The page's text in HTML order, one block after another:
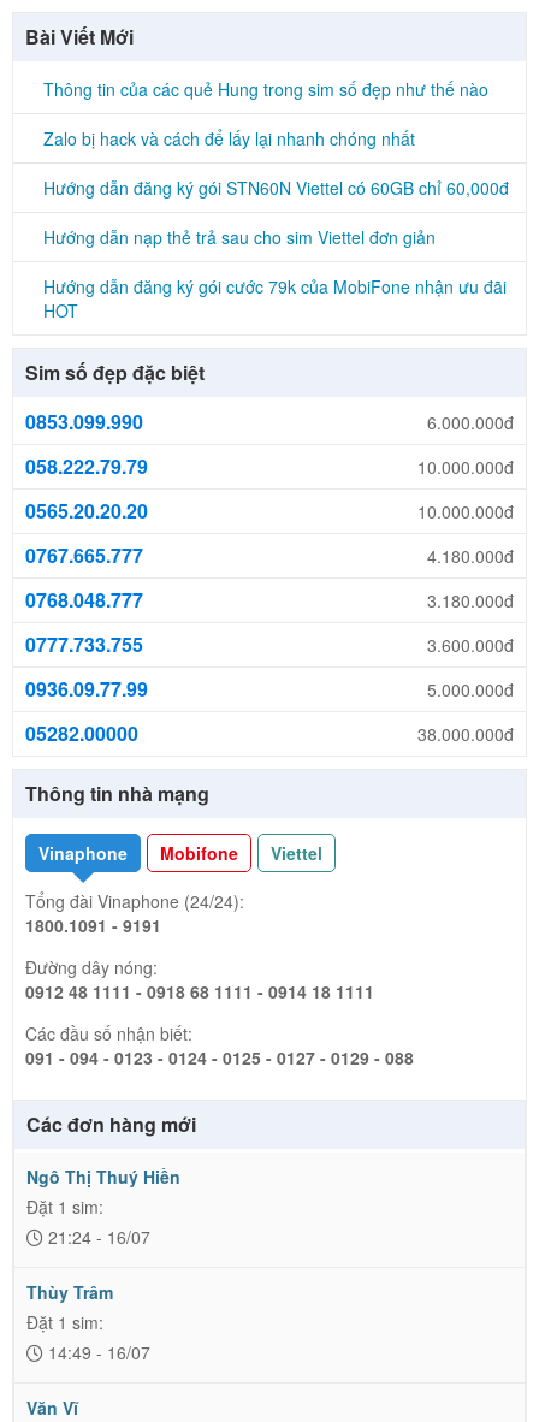
Bài Viết Mới
Thông tin của các quẻ Hung trong sim số đẹp như thế nào
Zalo bị hack và cách để lấy lại nhanh chóng nhất
Hướng dẫn đăng ký gói STN60N Viettel có 60GB chỉ 60,000đ
Hướng dẫn nạp thẻ trả sau cho sim Viettel đơn giản
Hướng dẫn đăng ký gói cước 79k của MobiFone nhận ưu đãi
HOT
Sim số đẹp đặc biệt
0853.099.990
6.000.000đ
058.222.79.79 10.000.000đ
0565.20.20.20 10.000.000đ
0767.665.777 4.180.000đ
0768.048.777 3.180.000đ
0777.733.755 3.600.000đ
0936.09.77.99 5.000.000đ
05282.00000 38.000.000đ
Thông tin nhà mạng
Vinaphone Mobifone
Viettel
Tổng đài Vinaphone (24/24):
1800.1091 - 9191
Đường dây nóng:
0912 48 1111 - 0918 68 1111 - 0914 18 1111
Các đầu số nhận biết:
091 - 094 - 0123 - 0124 - 0125 - 0127 - 0129 - 088
Các đơn hàng mới
Ngô Thị Thuý Hiền
Đặt 1 sim:
21:24 - 16/07
Thùy Trâm
Đặt 1 sim:
14:49 - 16/07
Văn Vĩ